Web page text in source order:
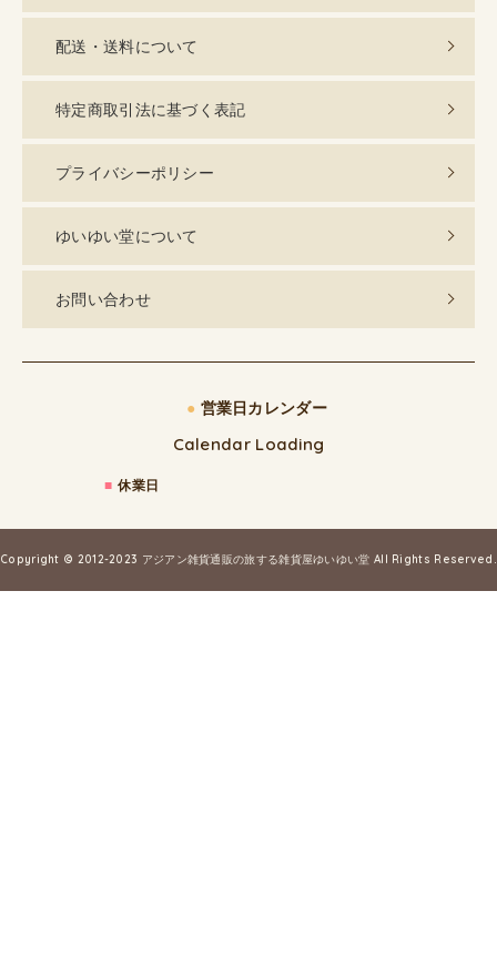
配送・送料について
特定商取引法に基づく表記
プライバシーポリシー
ゆいゆい堂について
お問い合わせ
● 営業日カレンダー
Calendar Loading
■ 休業日
Copyright © 2012-2023 アジアン雑貨通販の旅する雑貨屋ゆいゆい堂 All Rights Reserved.